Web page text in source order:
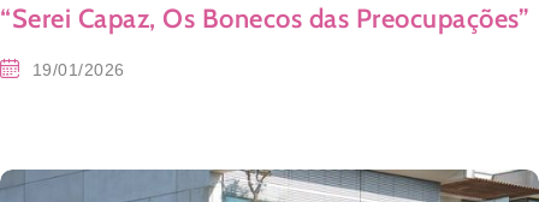
“Serei Capaz, Os Bonecos das Preocupações”
19/01/2026